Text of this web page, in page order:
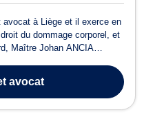
à Liège et il exerce en
du dommage corporel, et
Maître Johan ANCIA
celles contre les biens. Il est
avocat